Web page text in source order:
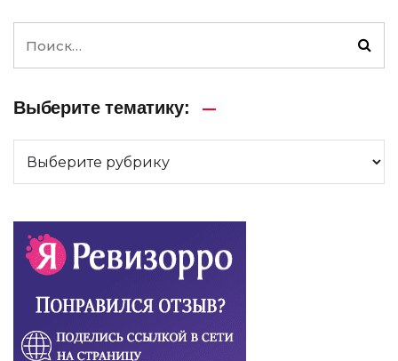
Выберите тематику: